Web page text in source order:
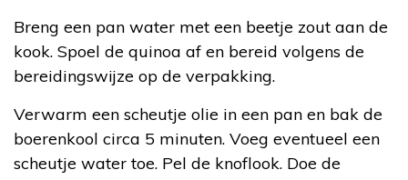
Breng een pan water met een beetje zout aan de
kook. Spoel de quinoa af en bereid volgens de
bereidingswijze op de verpakking.
Verwarm een scheutje olie in een pan en bak de
boerenkool circa 5 minuten. Voeg eventueel een
scheutje water toe. Pel de knoflook. Doe de